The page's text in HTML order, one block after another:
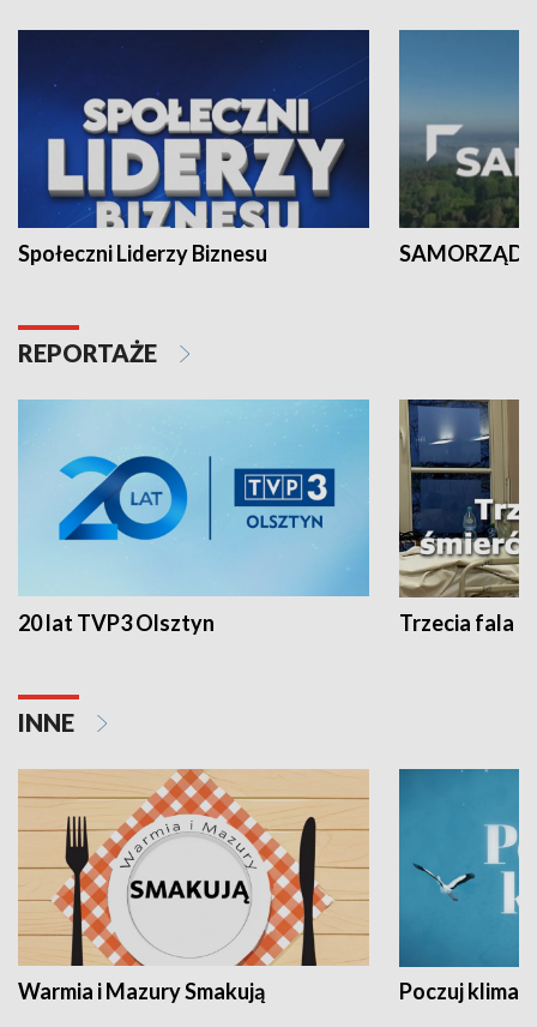
Społeczni Liderzy Biznesu SAMORZĄD
REPORTAŻE
20 lat TVP3 Olsztyn Trzecia fala -
INNE
Warmia i Mazury Smakują Poczuj klimat